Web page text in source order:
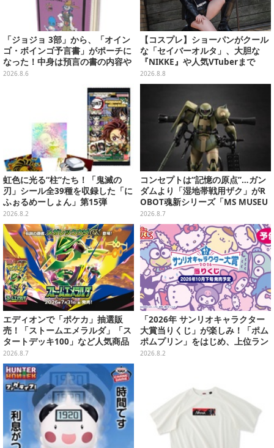
「ジョジョ 3部」から、「オイン
ゴ・ボインゴ予言書」がポーチに
なった！中身は預言の書の内容や
アニメ総柄デザインをプリント
2026.8.6
【コスプレ】ショーパンがクール
な「セイバーオルタ」、大胆な
『NIKKE』や人気VTuberまで
「アコスタ池袋」美女レイヤーま
とめ
2026.8.8
虹色に光る“柱”たち！「鬼滅の
刃」シール全39種を収録した「に
ふぉるめーしょん」第15弾
2026.8.2
コンセプトは“記憶の原点”…ガン
ダムより「湿地帯戦用ザク」がR
OBOT魂新シリーズ「MS MUSEU
M」で商品化！博物館イメージの
ベースも注目
2026.8.7
エディオンで「ポケカ」抽選販
売！「ストームエメラルダ」「ス
タートデッキ100」など人気商品
が対象
2026.8.7
「2026年 サンリオキャラクター
大賞当りくじ」が楽しみ！「ポム
ポムプリン」をはじめ、上位ラン
クインが登場するスペシャル企画
2026.8.2